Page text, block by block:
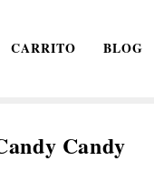
CARRITO BLOG
Candy